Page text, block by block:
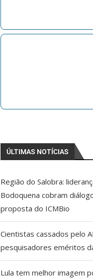
ÚLTIMAS NOTÍCIAS
Região do Salobra:
Bodoquena cobram
proposta do ICMBio
Cientistas cassados pelo
pesquisadores eméritos
Lula tem melhor imagem